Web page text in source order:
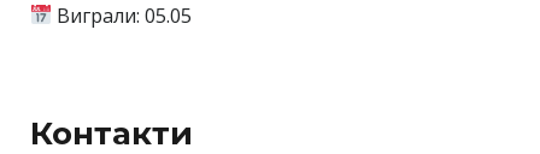
Виграли: 05.05
Контакти